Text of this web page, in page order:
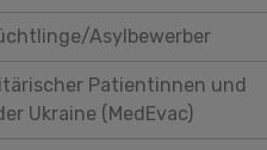
Asylbewerber
Patientinnen und
Ukraine (MedEvac)